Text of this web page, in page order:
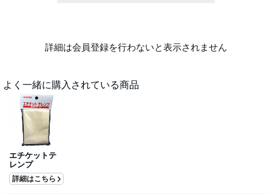
詳細は会員登録を行わないと表示されません
よく一緒に購入されている商品
エチケットテ
レンプ
詳細はこちら